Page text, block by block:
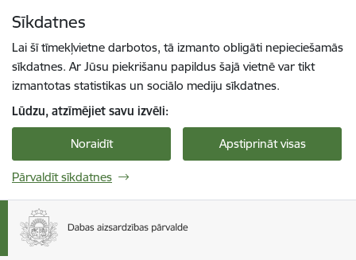
Sīkdatnes
Lai šī tīmekļvietne darbotos, tā izmanto obligāti nepieciešamās
sīkdatnes. Ar Jūsu piekrišanu papildus šajā vietnē var tikt
izmantotas statistikas un sociālo mediju sīkdatnes.
Lūdzu, atzīmējiet savu izvēli:
Noraidīt Apstiprināt visas
Pārvaldīt sīkdatnes